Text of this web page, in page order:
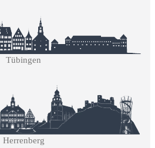
Tübingen
Herrenberg